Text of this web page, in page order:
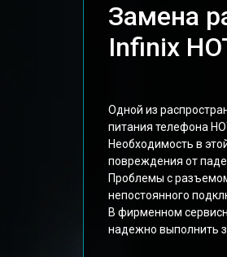
Замена
Infinix
Одной из
питания телефона
Необходимость в
повреждения от
Проблемы с
непостоянного
В фирменном
надежно выполнить